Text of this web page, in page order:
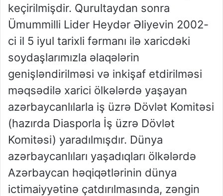
keçirilmişdir. Qurultaydan sonra
Ümummilli Lider Heydər Əliyevin 2002-
ci il 5 iyul tarixli fərmanı ilə xaricdəki
soydaşlarımızla əlaqələrin
genişləndirilməsi və inkişaf etdirilməsi
məqsədilə xarici ölkələrdə yaşayan
azərbaycanlılarla iş üzrə Dövlət Komitəsi
(hazırda Diasporla İş üzrə Dövlət
Komitəsi) yaradılmışdır. Dünya
azərbaycanlıları yaşadıqları ölkələrdə
Azərbaycan həqiqətlərinin dünya
ictimaiyyətinə çatdırılmasında, zəngin